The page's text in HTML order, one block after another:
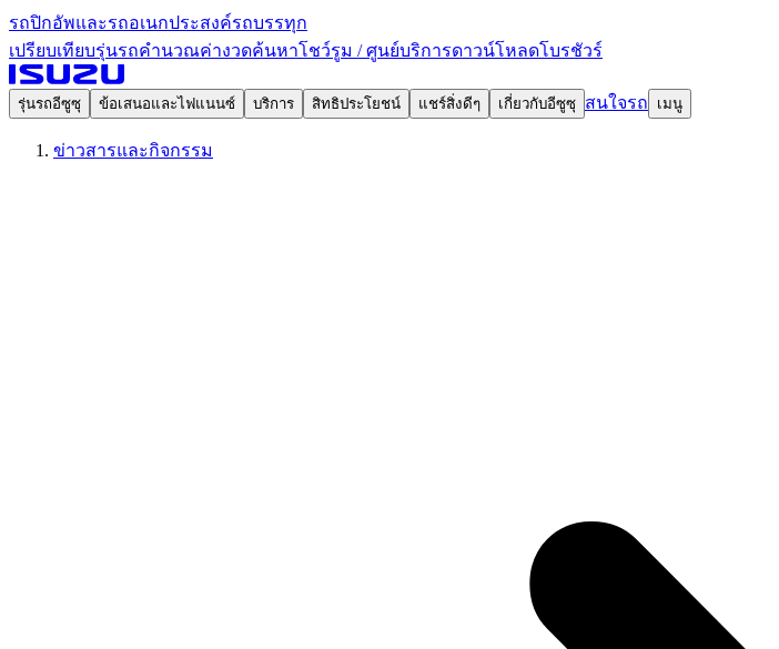
รถปิกอัพและรถอเนกประสงค์รถบรรทุก
เปรียบเทียบรุ่นรถคำนวณค่างวดค้นหาโชว์รูม / ศูนย์บริการดาวน์โหลดโบรชัวร์
รุ่นรถอีซูซุ ข้อเสนอและไฟแนนซ์ บริการ สิทธิประโยชน์ แชร์สิ่งดีๆ เกี่ยวกับอีซูซุ สนใจรถ เมนู
ข่าวสารและกิจกรรม